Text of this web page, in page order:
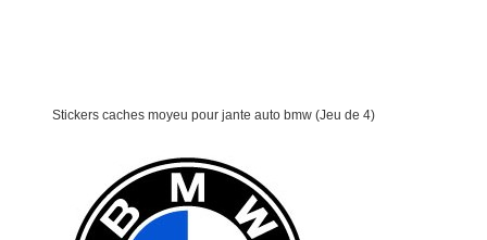
Stickers caches moyeu pour jante auto bmw (Jeu de 4)